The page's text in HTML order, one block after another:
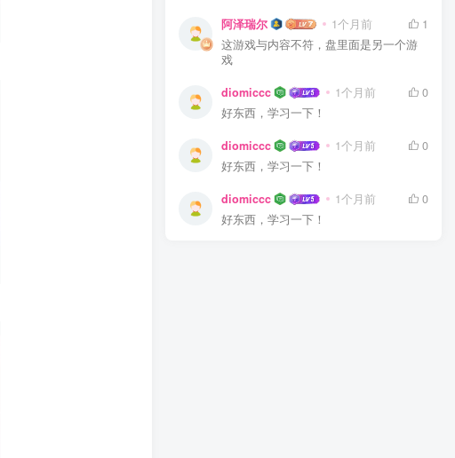
阿泽瑞尔 1个月前
1
这游戏与内容不符，盘里面是另一个游
戏
diomiccc 1个月前
0
好东西，学习一下！
diomiccc 1个月前
0
好东西，学习一下！
diomiccc 1个月前
0
好东西，学习一下！